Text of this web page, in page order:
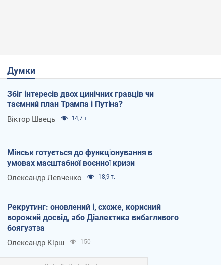
Думки
Збіг інтересів двох цинічних гравців чи
таємний план Трампа і Путіна?
Віктор Швець 14,7 т.
Мінськ готується до функціонування в
умовах масштабної воєнної кризи
Олександр Левченко 18,9 т.
Рекрутинг: оновлений і, схоже, корисний
ворожий досвід, або Діалектика вибагливого
боягузтва
Олександр Кірш 150